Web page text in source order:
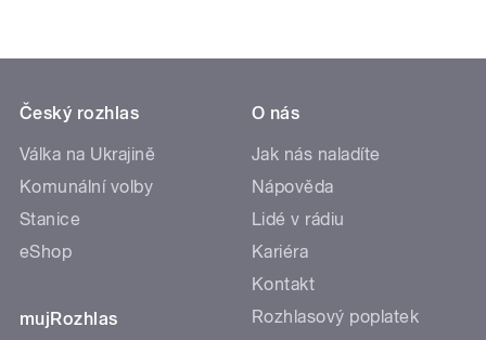
Český rozhlas
Válka na Ukrajině
Komunální volby
Stanice
eShop
mujRozhlas
O nás
Jak nás naladíte
Nápověda
Lidé v rádiu
Kariéra
Kontakt
Rozhlasový poplatek